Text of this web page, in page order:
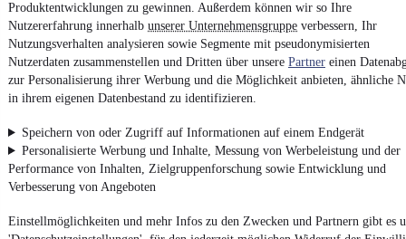
Produktentwicklungen zu gewinnen. Außerdem können wir so Ihre
Nutzererfahrung innerhalb unserer Unternehmensgruppe verbessern, Ihr
Nutzungsverhalten analysieren sowie Segmente mit pseudonymisierten
Nutzerdaten zusammenstellen und Dritten über unsere Partner einen
zur Personalisierung ihrer Werbung und die Möglichkeit anbieten, ähnliche
in ihrem eigenen Datenbestand zu identifizieren.
Speichern von oder Zugriff auf Informationen auf einem Endgerät
Personalisierte Werbung und Inhalte, Messung von Werbeleistung und der
Performance von Inhalten, Zielgruppenforschung sowie Entwicklung und
Verbesserung von Angeboten
Einstellmöglichkeiten und mehr Infos zu den Zwecken und Partnern gibt es
4.6 stars
The fastest, easiest way to mobile.de
Install the app
Imprint
General Terms and Conditions
Vertrag widerrufen (Deutsch)
Privacy Policy
Accessibility Statement